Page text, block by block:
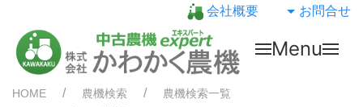
会社概要 お問合せ
Menu
HOME 農機検索 農機検索一覧